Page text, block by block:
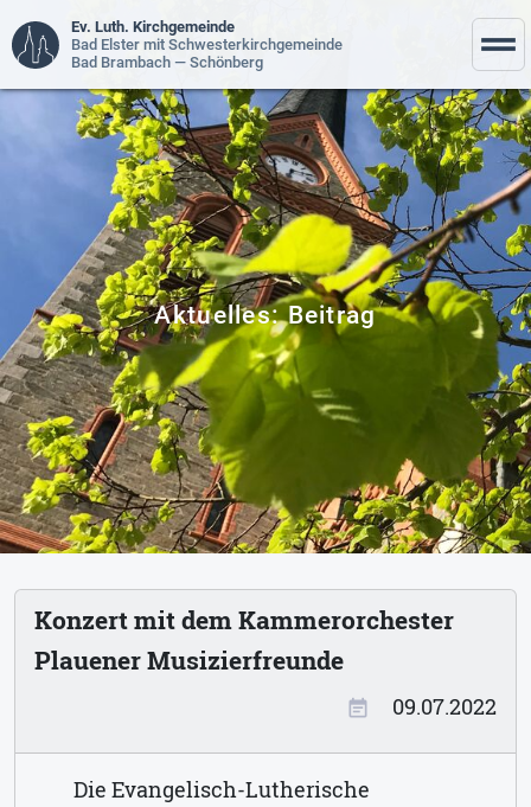
Ev. Luth. Kirchgemeinde
Bad Elster mit Schwesterkirchgemeinde
Bad Brambach — Schönberg
Aktuelles: Beitrag
Konzert mit dem Kammerorchester
Plauener Musizierfreunde
event_note 09.07.2022
Die Evangelisch-Lutherische